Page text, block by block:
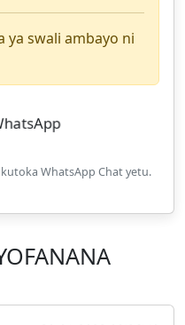
ya swali ambayo ni
WhatsApp Chat yetu.